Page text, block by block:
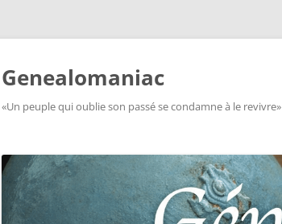
Aller
Genealomaniac
«Un peuple qui oublie son passé se condamne à le revivre»